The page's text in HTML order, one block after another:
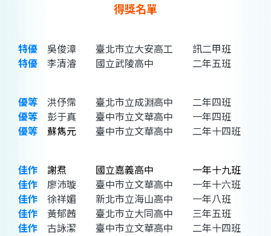
得獎名單
特優 吳俊漳 臺北市立大安高工 訊二甲班
特優 李清濬 國立武陵高中 二年五班
優等
洪伃霈 臺北市立成淵高中 二年四班
優等 彭于真 臺中市立文華高中 一年四班
優等 蘇雋元 臺中市立文華高中 二年十四班
佳作
謝焄 國立嘉義高中 一年十九班
佳作
廖沛璇 臺中市立文華高中 一年十六班
佳作 徐祥媚 新北市立海山高中 一年八班
佳作 黃郁茜 臺北市立大同高中 三年五班
佳作 古詠潔 臺中市立文華高中 二年十四班